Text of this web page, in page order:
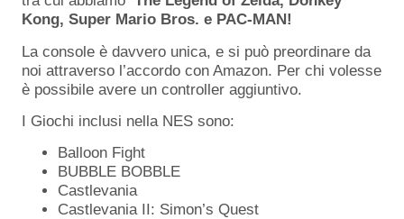
Kong, Super Mario Bros. e PAC-MAN!
La console è davvero unica, e si può preordinare da
noi attraverso l’accordo con Amazon. Per chi volesse
è possibile avere un controller aggiuntivo.
I Giochi inclusi nella NES sono:
Balloon Fight
BUBBLE BOBBLE
Castlevania
Castlevania II: Simon’s Quest